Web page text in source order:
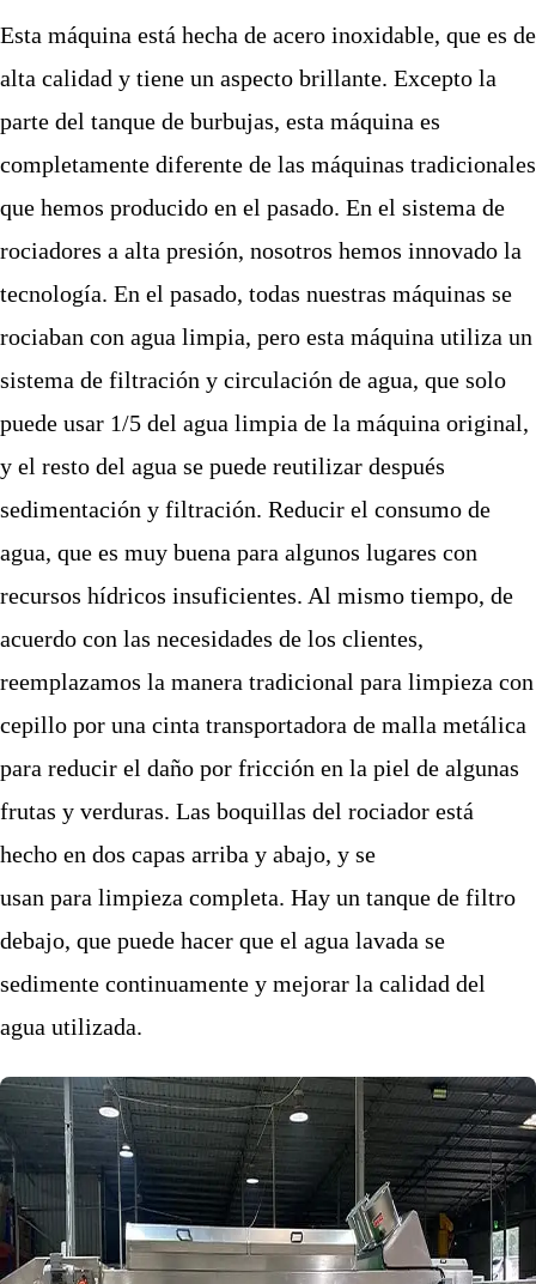
Esta máquina está hecha de acero inoxidable, que es de
alta calidad y tiene un aspecto brillante. Excepto la
parte del tanque de burbujas, esta máquina es
completamente diferente de las máquinas tradicionales
que hemos producido en el pasado. En el sistema de
rociadores a alta presión, nosotros hemos innovado la
tecnología. En el pasado, todas nuestras máquinas se
rociaban con agua limpia, pero esta máquina utiliza un
sistema de filtración y circulación de agua, que solo
puede usar 1/5 del agua limpia de la máquina original,
y el resto del agua se puede reutilizar después
sedimentación y filtración. Reducir el consumo de
agua, que es muy buena para algunos lugares con
recursos hídricos insuficientes. Al mismo tiempo, de
acuerdo con las necesidades de los clientes,
reemplazamos la manera tradicional para limpieza con
cepillo por una cinta transportadora de malla metálica
para reducir el daño por fricción en la piel de algunas
frutas y verduras. Las boquillas del rociador está
hecho en dos capas arriba y abajo, y se
usan para limpieza completa. Hay un tanque de filtro
debajo, que puede hacer que el agua lavada se
sedimente continuamente y mejorar la calidad del
agua utilizada.